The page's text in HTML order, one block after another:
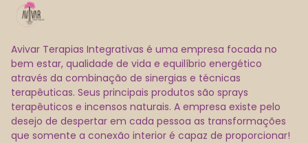
Avivar Terapias Integrativas é uma empresa focada no
bem estar, qualidade de vida e equilíbrio energético
através da combinação de sinergias e técnicas
terapêuticas. Seus principais produtos são sprays
terapêuticos e incensos naturais. A empresa existe pelo
desejo de despertar em cada pessoa as transformações
que somente a conexão interior é capaz de proporcionar!